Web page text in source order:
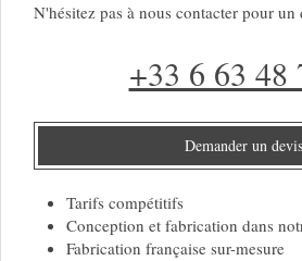
N'hésitez pas à nous contacter pour un
+33 6 63 48
Demander un devis
Tarifs compétitifs
Conception et fabrication dans
Fabrication française sur-mesure